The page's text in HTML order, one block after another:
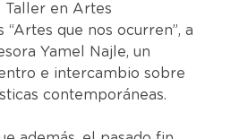
Taller en Artes
“Artes que nos ocurren”, a
Yamel Najle, un
e intercambio sobre
contemporáneas.